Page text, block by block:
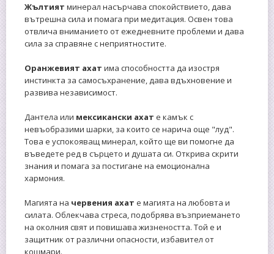
Жълтият минерал насърчава спокойствието, дава
вътрешна сила и помага при медитация. Освен това
отвлича вниманието от ежедневните проблеми и дава
сила за справяне с неприятностите.
Оранжевият ахат има способността да изостря
инстинкта за самосъхранение, дава вдъхновение и
развива независимост.
Дантела или мексикански ахат е камък с
невъобразими шарки, за които се нарича още "луд".
Това е успокояващ минерал, който ще ви помогне да
въведете ред в сърцето и душата си. Открива скрити
знания и помага за постигане на емоционална
хармония.
Магията на червения ахат е магията на любовта и
силата. Облекчава стреса, подобрява възприемането
на околния свят и повишава жизнеността. Той е и
защитник от различни опасности, избавител от
кошмари.